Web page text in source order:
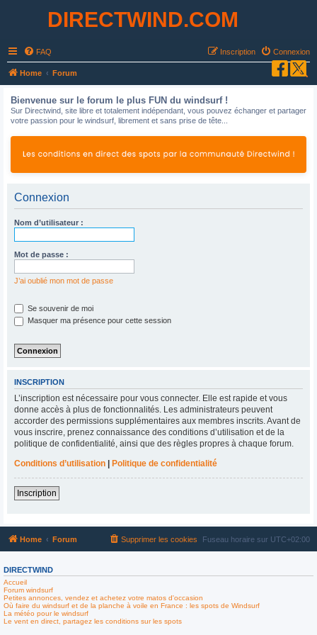
DIRECTWIND.COM
FAQ Connexion
Inscription
Home Forum
Bienvenue sur le forum le plus FUN du windsurf !
Sur Directwind, site libre et totalement indépendant, vous pouvez échanger et partager
votre passion pour le windsurf, librement et sans prise de tête...
Connexion
Nom d’utilisateur :
Mot de passe :
J’ai oublié mon mot de passe
Se souvenir de moi
Masquer ma présence pour cette session
INSCRIPTION
L’inscription est nécessaire pour vous connecter. Elle est rapide et vous
donne accès à plus de fonctionnalités. Les administrateurs peuvent
accorder des permissions supplémentaires aux membres inscrits. Avant de
vous inscrire, prenez connaissance des conditions d’utilisation et de la
politique de confidentialité, ainsi que des règles propres à chaque forum.
Conditions d’utilisation
Politique de confidentialité
Inscription
Home Forum Fuseau horaire sur UTC+02:00
Supprimer les cookies
DIRECTWIND
Accueil
Forum windsurf
Petites annonces, vendez et achetez votre matos d'occasion
Où faire du windsurf et de la planche à voile en France : les spots de Windsurf
La météo pour le windsurf
Le vent en direct, partagez les conditions sur les spots